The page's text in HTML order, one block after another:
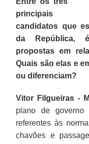
principais
candidatos que
da República,
propostas em
Quais são elas e
ou diferenciam?
Vitor Filgueiras -
plano de governo
referentes às
chavões e